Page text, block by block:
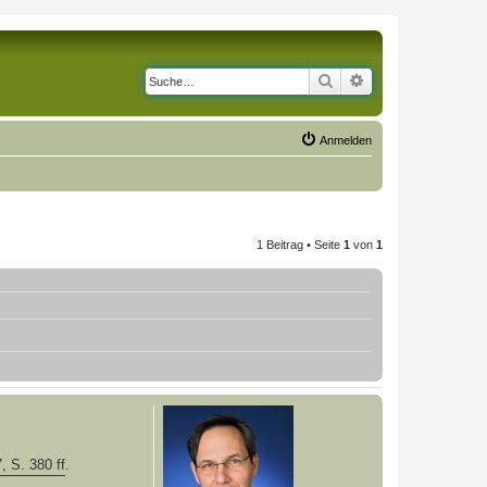
Suche
Anmelden
1 Beitrag • Seite 1 von 1
S. 380 ff